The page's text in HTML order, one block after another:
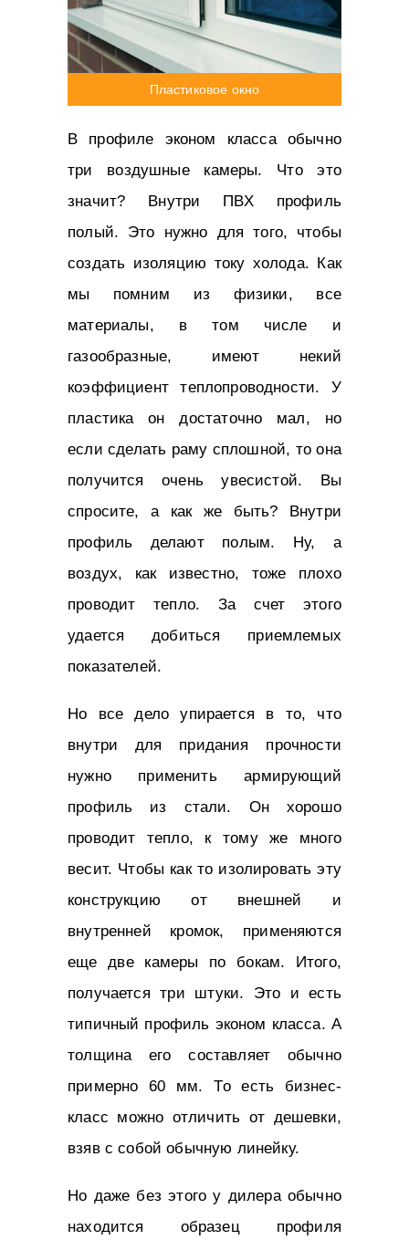
Пластиковое окно
В профиле эконом класса обычно
три воздушные камеры. Что это
значит? Внутри ПВХ профиль
полый. Это нужно для того, чтобы
создать изоляцию току холода. Как
мы помним из физики, все
материалы, в том числе и
газообразные, имеют некий
коэффициент теплопроводности. У
пластика он достаточно мал, но
если сделать раму сплошной, то она
получится очень увесистой. Вы
спросите, а как же быть? Внутри
профиль делают полым. Ну, а
воздух, как известно, тоже плохо
проводит тепло. За счет этого
удается добиться приемлемых
показателей.
Но все дело упирается в то, что
внутри для придания прочности
нужно применить армирующий
профиль из стали. Он хорошо
проводит тепло, к тому же много
весит. Чтобы как то изолировать эту
конструкцию от внешней и
внутренней кромок, применяются
еще две камеры по бокам. Итого,
получается три штуки. Это и есть
типичный профиль эконом класса. А
толщина его составляет обычно
примерно 60 мм. То есть бизнес-
класс можно отличить от дешевки,
взяв с собой обычную линейку.
Но даже без этого у дилера обычно
находится образец профиля